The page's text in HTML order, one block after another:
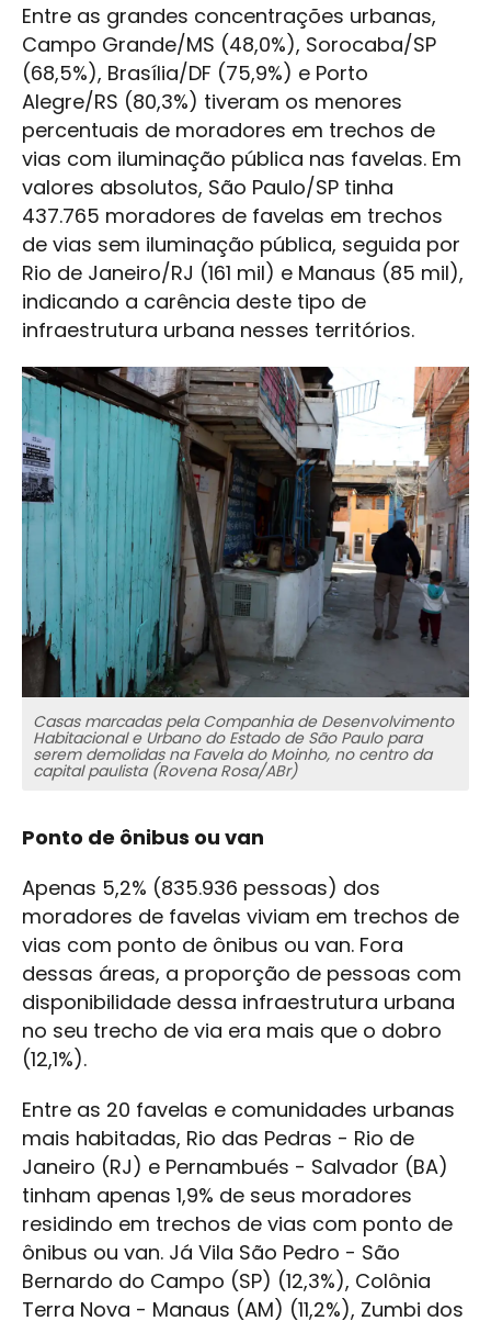
Entre as grandes concentrações urbanas,
Campo Grande/MS (48,0%), Sorocaba/SP
(68,5%), Brasília/DF (75,9%) e Porto
Alegre/RS (80,3%) tiveram os menores
percentuais de moradores em trechos de
vias com iluminação pública nas favelas. Em
valores absolutos, São Paulo/SP tinha
437.765 moradores de favelas em trechos
de vias sem iluminação pública, seguida por
Rio de Janeiro/RJ (161 mil) e Manaus (85 mil),
indicando a carência deste tipo de
infraestrutura urbana nesses territórios.
Casas marcadas pela Companhia de Desenvolvimento
Habitacional e Urbano do Estado de São Paulo para
serem demolidas na Favela do Moinho, no centro da
capital paulista (Rovena Rosa/ABr)
Ponto de ônibus ou van
Apenas 5,2% (835.936 pessoas) dos
moradores de favelas viviam em trechos de
vias com ponto de ônibus ou van. Fora
dessas áreas, a proporção de pessoas com
disponibilidade dessa infraestrutura urbana
no seu trecho de via era mais que o dobro
(12,1%).
Entre as 20 favelas e comunidades urbanas
mais habitadas, Rio das Pedras - Rio de
Janeiro (RJ) e Pernambués - Salvador (BA)
tinham apenas 1,9% de seus moradores
residindo em trechos de vias com ponto de
ônibus ou van. Já Vila São Pedro - São
Bernardo do Campo (SP) (12,3%), Colônia
Terra Nova - Manaus (AM) (11,2%), Zumbi dos